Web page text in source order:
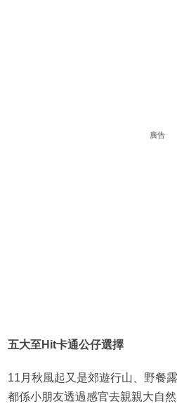
廣告
五大至Hit卡通公仔選擇
11月秋風起又是郊遊行山、野餐
都係小朋友透過感官去親親大自